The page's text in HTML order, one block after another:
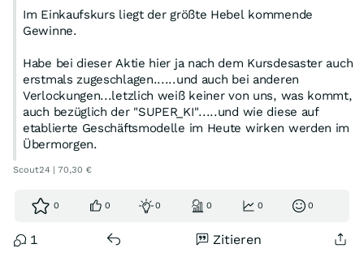
Im Einkaufskurs liegt der größte Hebel kommende
Gewinne.
Habe bei dieser Aktie hier ja nach dem Kursdesaster auch
erstmals zugeschlagen......und auch bei anderen
Verlockungen...letzlich weiß keiner von uns, was kommt,
auch bezüglich der "SUPER_KI".....und wie diese auf
etablierte Geschäftsmodelle im Heute wirken werden im
Übermorgen.
KI könnte eine Scout24 in den Kurshimmel jazzen oder
rocken werden......
Scout24 | 70,30 €
0 0 0 0 0 0
1 Zitieren